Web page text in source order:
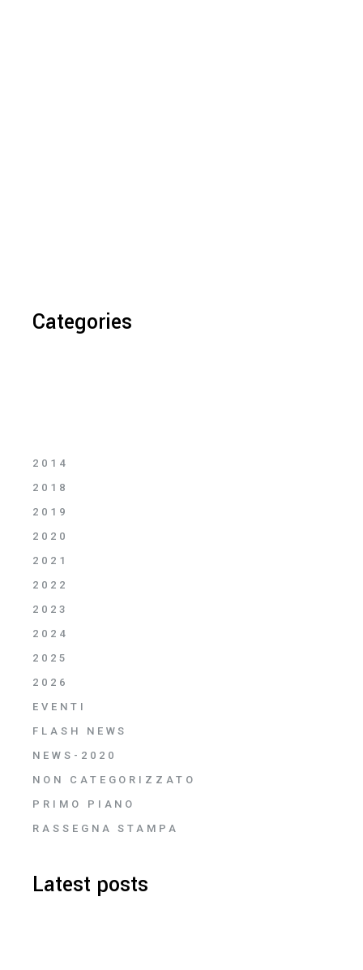
Categories
2014
2018
2019
2020
2021
2022
2023
2024
2025
2026
EVENTI
FLASH NEWS
NEWS-2020
NON CATEGORIZZATO
PRIMO PIANO
RASSEGNA STAMPA
Latest posts